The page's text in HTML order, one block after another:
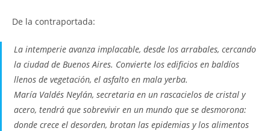
De la contraportada:
La intemperie avanza implacable, desde los arrabales, cercando
la ciudad de Buenos Aires. Convierte los edificios en baldíos
llenos de vegetación, el asfalto en mala yerba.
María Valdés Neylán, secretaria en un rascacielos de cristal y
acero, tendrá que sobrevivir en un mundo que se desmorona:
donde crece el desorden, brotan las epidemias y los alimentos